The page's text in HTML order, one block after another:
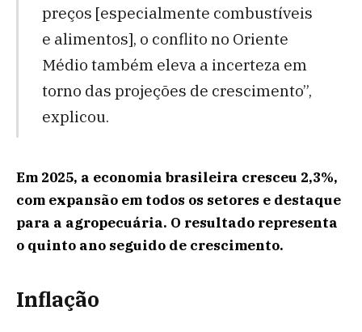
preços [especialmente combustíveis
e alimentos], o conflito no Oriente
Médio também eleva a incerteza em
torno das projeções de crescimento”,
explicou.
Em 2025, a economia brasileira cresceu 2,3%,
com expansão em todos os setores e destaque
para a agropecuária. O resultado representa
o quinto ano seguido de crescimento.
Inflação